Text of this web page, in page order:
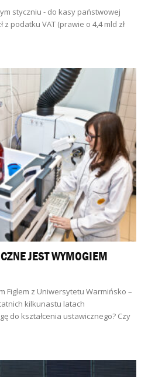
styczniu - do kasy państwowej
z podatku VAT (prawie o 4,4 mld zł
JEST WYMOGIEM
Figlem z Uniwersytetu Warmińsko –
kilkunastu latach
do kształcenia ustawicznego? Czy